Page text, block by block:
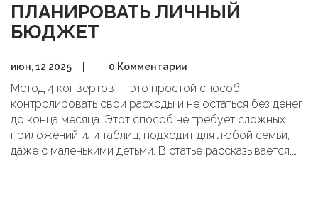
ПЛАНИРОВАТЬ ЛИЧНЫЙ
БЮДЖЕТ
июн, 12 2025 0 Комментарии
Метод 4 конвертов — это простой способ
контролировать свои расходы и не остаться без денег
до конца месяца. Этот способ не требует сложных
приложений или таблиц, подходит для любой семьи,
даже с маленькими детьми. В статье рассказывается,